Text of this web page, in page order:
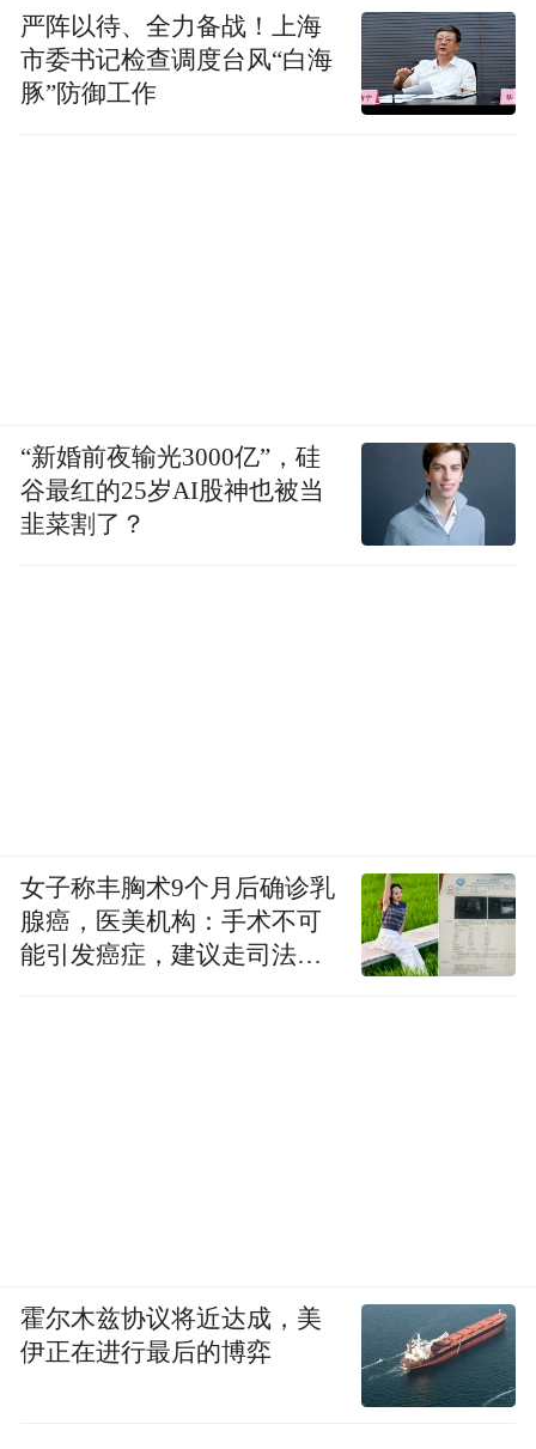
严阵以待、全力备战！上海
市委书记检查调度台风“白海
豚”防御工作
“新婚前夜输光3000亿”，硅
谷最红的25岁AI股神也被当
韭菜割了？
女子称丰胸术9个月后确诊乳
腺癌，医美机构：手术不可
能引发癌症，建议走司法途
霍尔木兹协议将近达成，美
伊正在进行最后的博弈